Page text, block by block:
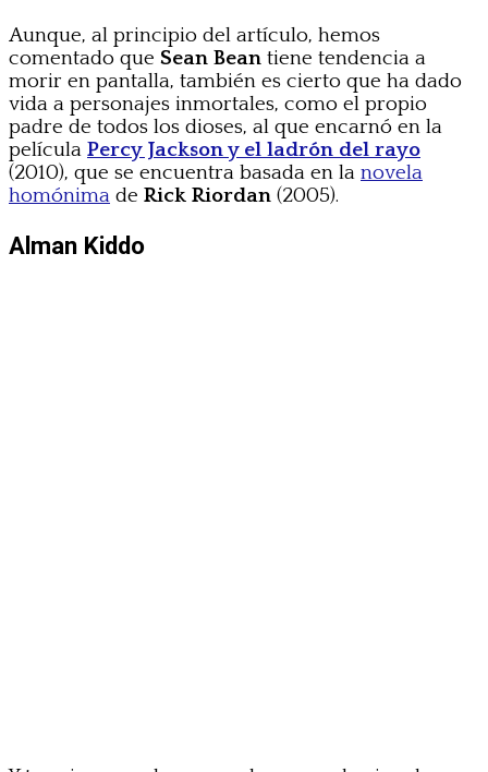
Aunque, al principio del artículo, hemos
comentado que Sean Bean tiene tendencia a
morir en pantalla, también es cierto que ha dado
vida a personajes inmortales, como el propio
padre de todos los dioses, al que encarnó en la
película Percy Jackson y el ladrón del rayo
(2010), que se encuentra basada en la novela
homónima de Rick Riordan (2005).
Alman Kiddo